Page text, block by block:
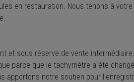
en restauration. Nous tenons à
et sous réserve de vente
parce que le tachymètre a été
apportons notre soutien pour